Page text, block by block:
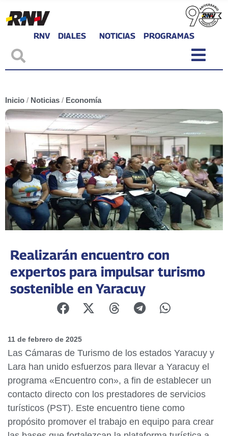
RNV DIALES NOTICIAS PROGRAMAS
Inicio / Noticias / Economía
Realizarán encuentro con
expertos para impulsar turismo
sostenible en Yaracuy
11 de febrero de 2025
Las Cámaras de Turismo de los estados Yaracuy y
Lara han unido esfuerzos para llevar a Yaracuy el
programa «Encuentro con», a fin de establecer un
contacto directo con los prestadores de servicios
turísticos (PST). Este encuentro tiene como
propósito promover el trabajo en equipo para crear